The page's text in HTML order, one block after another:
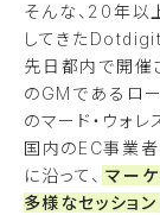
そんな、20年以
してきた
先日都内で開催
のGMであるロー
のマード・ウォ
国内のEC事業
に沿って、 マー
多様なセッション